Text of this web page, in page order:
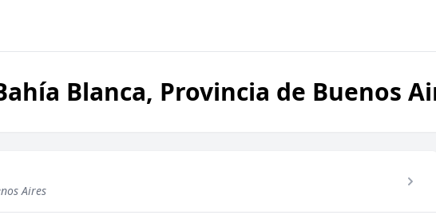
Blanca, Provincia de Buenos
Aires